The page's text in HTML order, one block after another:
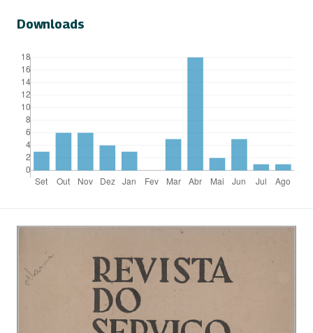
Downloads